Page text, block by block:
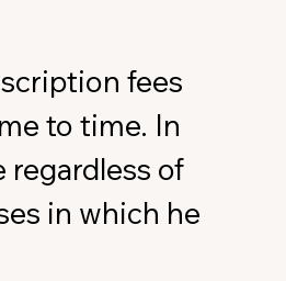
fees
to time. In
regardless of
in which he